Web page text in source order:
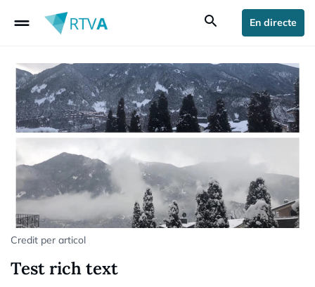
drag_handle search En directe
Credit per articol
Test rich text